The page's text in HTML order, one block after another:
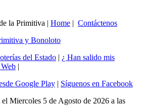
la Primitiva | Home | Contáctenos
y Bonoloto
del Estado | ¿ Han salido mis
|
Google Play | Síguenos en Facebook
el Miercoles 5 de Agosto de 2026 a las